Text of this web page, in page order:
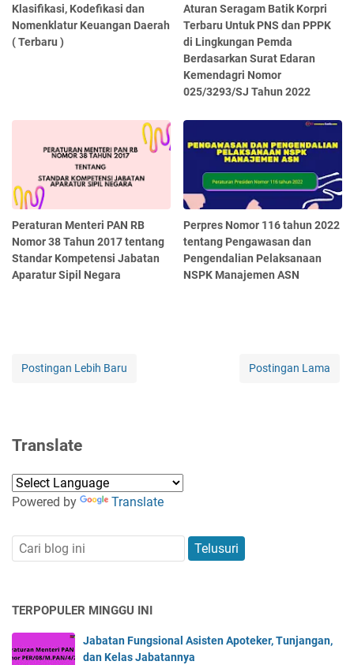
Klasifikasi, Kodefikasi dan
Nomenklatur Keuangan Daerah
( Terbaru )
Aturan Seragam Batik Korpri
Terbaru Untuk PNS dan PPPK
di Lingkungan Pemda
Berdasarkan Surat Edaran
Kemendagri Nomor
025/3293/SJ Tahun 2022
Peraturan Menteri PAN RB
Nomor 38 Tahun 2017 tentang
Standar Kompetensi Jabatan
Aparatur Sipil Negara
Perpres Nomor 116 tahun 2022
tentang Pengawasan dan
Pengendalian Pelaksanaan
NSPK Manajemen ASN
Postingan Lebih Baru Postingan Lama
Translate
Powered by Translate
TERPOPULER MINGGU INI
Jabatan Fungsional Asisten Apoteker, Tunjangan,
dan Kelas Jabatannya